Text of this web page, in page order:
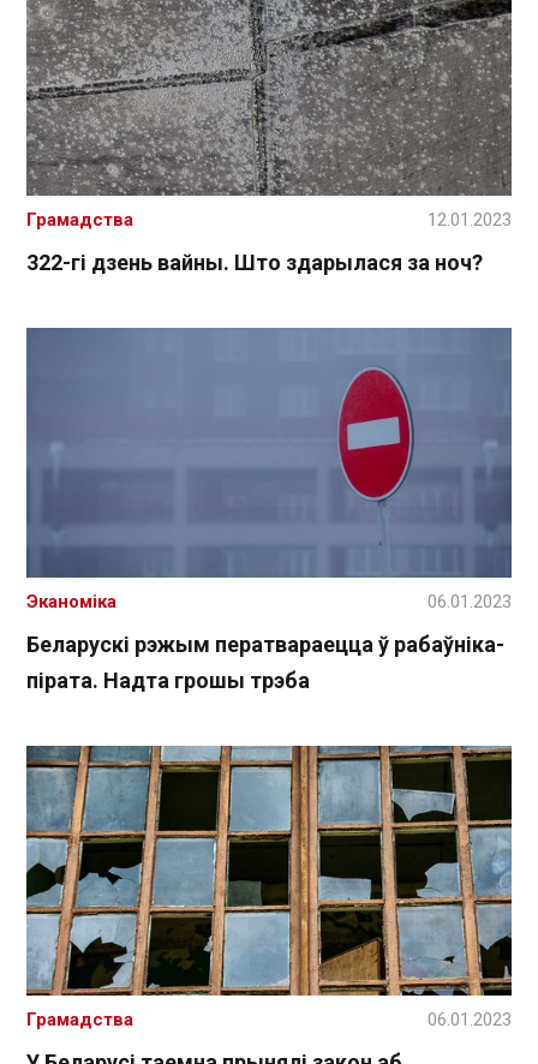
322-гі дзень вайны. Што здарылася за ноч?
Грамадства 12.01.2023
Беларускі рэжым ператвараецца ў рабаўніка-
пірата. Надта грошы трэба
Эканоміка 06.01.2023
Грамадства 06.01.2023